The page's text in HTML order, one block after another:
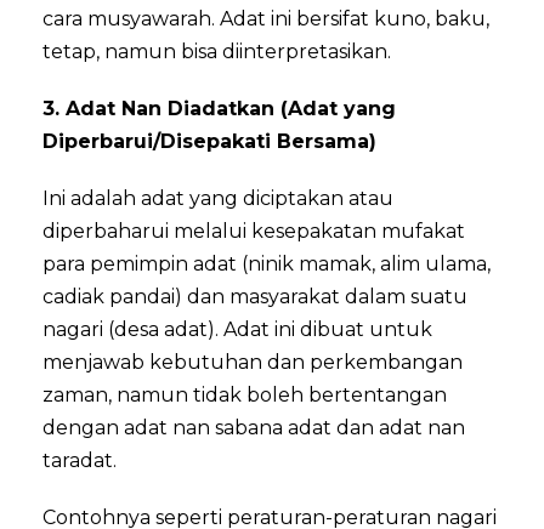
cara musyawarah. Adat ini bersifat kuno, baku,
tetap, namun bisa diinterpretasikan.
3. Adat Nan Diadatkan (Adat yang
Diperbarui/Disepakati Bersama)
Ini adalah adat yang diciptakan atau
diperbaharui melalui kesepakatan mufakat
para pemimpin adat (ninik mamak, alim ulama,
cadiak pandai) dan masyarakat dalam suatu
nagari (desa adat). Adat ini dibuat untuk
menjawab kebutuhan dan perkembangan
zaman, namun tidak boleh bertentangan
dengan adat nan sabana adat dan adat nan
taradat.
Contohnya seperti peraturan-peraturan nagari